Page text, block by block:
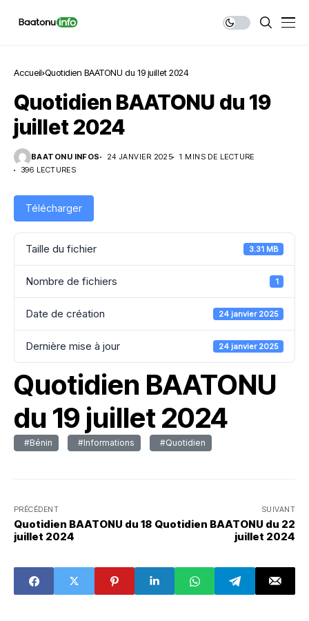
Accueil Quotidien BAATONU du 19 juillet 2024
Quotidien BAATONU du 19
juillet 2024
BAATONU INFOS 24 JANVIER 2025
1 MINS DE LECTURE
396 LECTURES
Télécharger
Taille du fichier 3.31 MB
Nombre de fichiers 1
Date de création 24 janvier 2025
Dernière mise à jour 24 janvier 2025
Quotidien BAATONU
du 19 juillet 2024
#Bénin #Informations #Quotidien
PRÉCÉDENT
Quotidien BAATONU du 18
juillet 2024
SUIVANT
Quotidien BAATONU du 22
juillet 2024